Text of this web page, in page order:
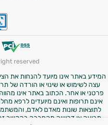
reserved
המידע באתר אינו מיועד להנחות את
עצה לשימוש או שינוי או הורדה של
פרטני או אחר. הכתוב באתר אינו
אינם תרופות ואינם מיועדים לרפא
לתוצאות שונות מאדם לאדם,
תביעה או דרישה מהחברה בהקשר זה.